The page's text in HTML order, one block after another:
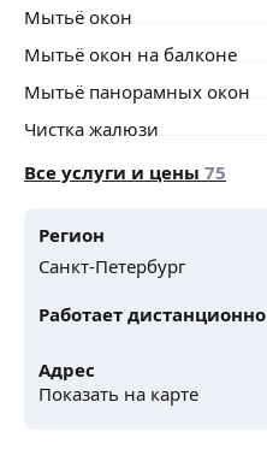
Мытьё окон
Мытьё окон на балконе
Мытьё панорамных окон
Чистка жалюзи
Все услуги и цены 75
Регион
Санкт-Петербург
Работает дистанционно
Адрес
Показать на карте